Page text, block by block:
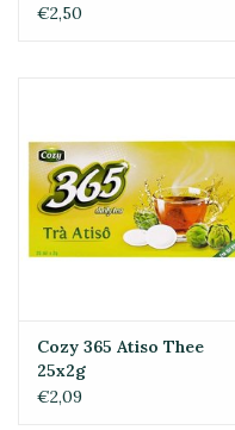
€2,50
Cozy 365 Atiso Thee
25x2g
€2,09